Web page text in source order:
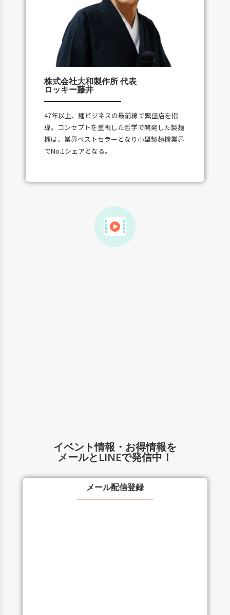
株式会社大和製作所 代表​
ロッキー藤井
47年以上、麺ビジネスの最前線で繁盛店を指
導。コンセプトを重視した哲学で開発した製麺
機は、業界ベストセラーとなり小型製麺機業界
でNo.1シェアとなる。
イベント情報・お得情報を
メールとLINEで発信中！
メール配信登録